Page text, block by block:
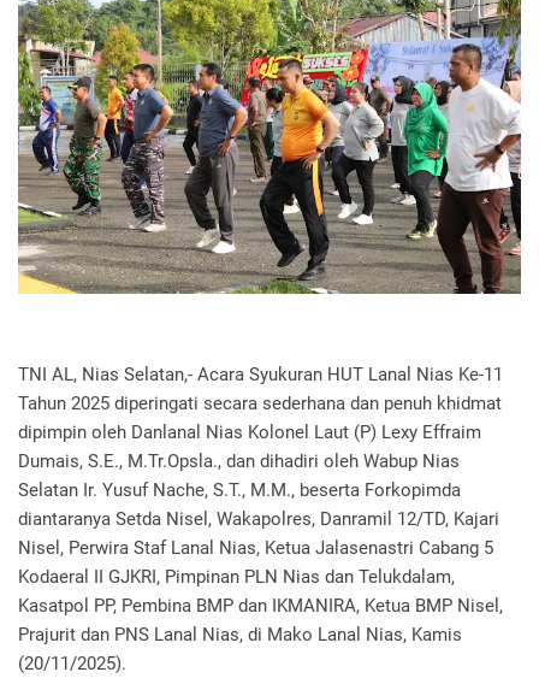
TNI AL, Nias Selatan,- Acara Syukuran HUT Lanal Nias Ke-11
Tahun 2025 diperingati secara sederhana dan penuh khidmat
dipimpin oleh Danlanal Nias Kolonel Laut (P) Lexy Effraim
Dumais, S.E., M.Tr.Opsla., dan dihadiri oleh Wabup Nias
Selatan Ir. Yusuf Nache, S.T., M.M., beserta Forkopimda
diantaranya Setda Nisel, Wakapolres, Danramil 12/TD, Kajari
Nisel, Perwira Staf Lanal Nias, Ketua Jalasenastri Cabang 5
Kodaeral II GJKRI, Pimpinan PLN Nias dan Telukdalam,
Kasatpol PP, Pembina BMP dan IKMANIRA, Ketua BMP Nisel,
Prajurit dan PNS Lanal Nias, di Mako Lanal Nias, Kamis
(20/11/2025).